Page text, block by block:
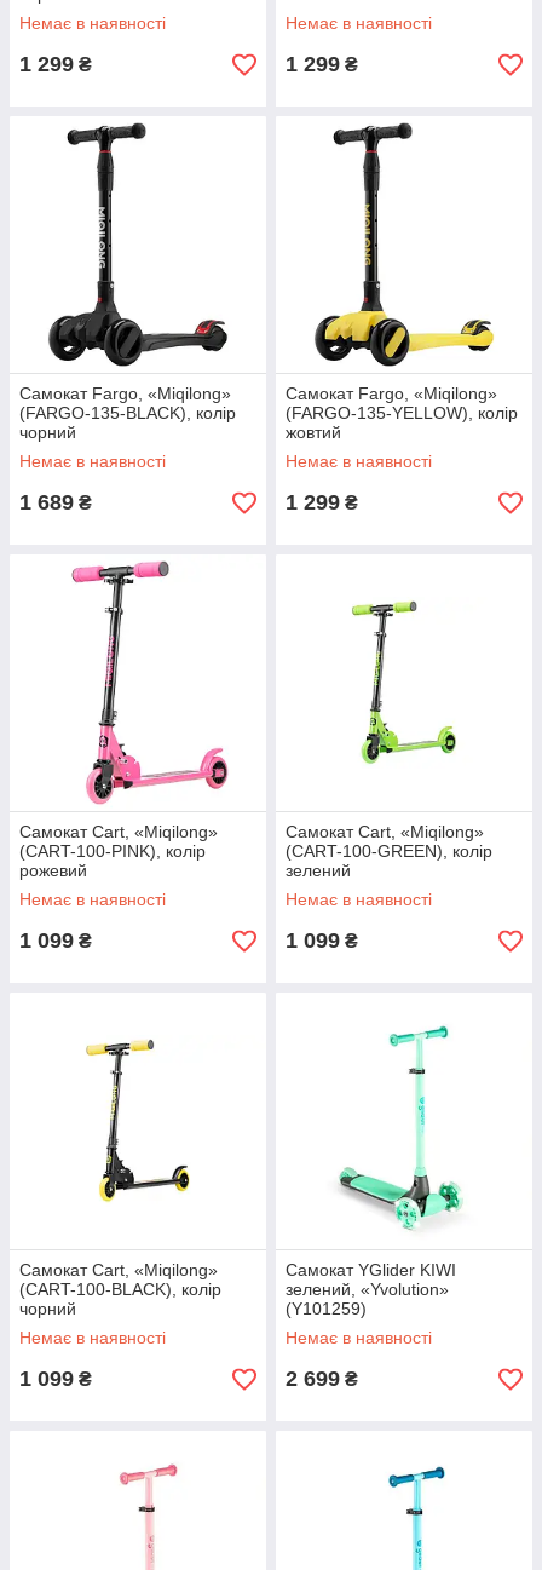
Немає в наявності
1 299 ₴
Немає в наявності
1 299 ₴
Самокат Fargo, «Miqilong»
(FARGO-135-BLACK), колір
чорний
Немає в наявності
1 689 ₴
Самокат Fargo, «Miqilong»
(FARGO-135-YELLOW), колір
жовтий
Немає в наявності
1 299 ₴
Самокат Cart, «Miqilong»
(CART-100-PINK), колір
рожевий
Немає в наявності
1 099 ₴
Самокат Cart, «Miqilong»
(CART-100-GREEN), колір
зелений
Немає в наявності
1 099 ₴
Самокат Cart, «Miqilong»
(CART-100-BLACK), колір
чорний
Немає в наявності
1 099 ₴
Самокат YGlider KIWI
зелений, «Yvolution»
(Y101259)
Немає в наявності
2 699 ₴